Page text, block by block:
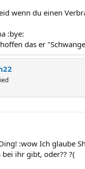
wenn du einen
:bye:
das er
:wow Ich glaube
ihr gibt, oder?? ?(